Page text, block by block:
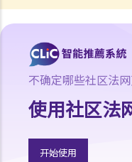
14. 谁拥有作品的版权？不
15. 一名自由身的电脑程式
的存货。我已向他支付全数
谁。那么我是该电脑程式的
式享有甚么权利？
16. 我和另外两名作者一起
我们每人各自写了四个分章
不确定哪些社区法
使用社区法
开始使用